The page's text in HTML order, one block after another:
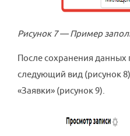
Рисунок 7 — Пример
После сохранения данных
следующий вид (рисунок
«Заявки» (рисунок 9).